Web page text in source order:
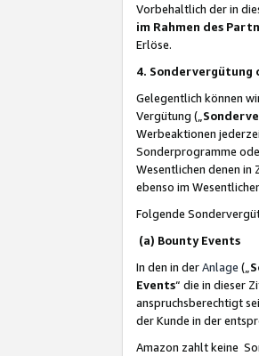
Vorbehaltlich der in
im Rahmen des
Erlöse.
4. Sondervergütung
Gelegentlich können
Vergütung („
Werbeaktionen
Sonderprogramme
Wesentlichen denen
ebenso im
Folgende
(a) Bounty Events
In den in derAnlage („
Events“ die in dieser
anspruchsberechtigt
der Kunde in der
Amazon zahlt keine